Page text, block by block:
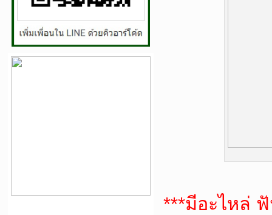
***มีอะไหล่